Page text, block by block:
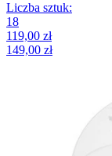
Liczba sztuk:
18
119,00 zł
149,00 zł